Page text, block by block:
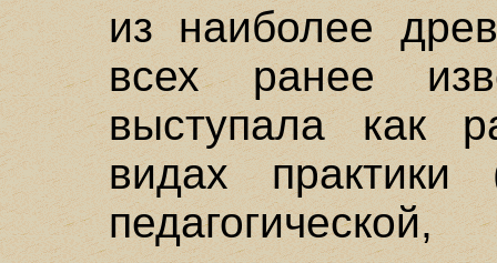
из наиболее
всех ранее
выступала как
видах практики